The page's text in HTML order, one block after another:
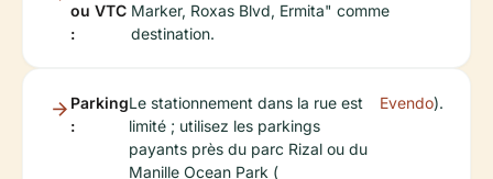
ou VTC
:
Marker, Roxas Blvd, Ermita" comme
destination.
Parking
:
Le stationnement dans la rue est
limité ; utilisez les parkings
payants près du parc Rizal ou du
Manille Ocean Park (
Evendo).